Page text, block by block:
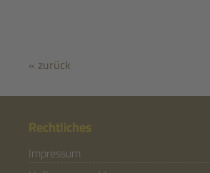
« zurück
Rechtliches
Impressum